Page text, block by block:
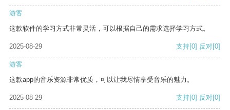
游客
这款软件的学习方式非常灵活，可以根据自己的需求选择学习方式。
2025-08-29 支持[0] 反对[0]
游客
这款app的音乐资源非常优质，可以让我尽情享受音乐的魅力。
2025-08-29 支持[0] 反对[0]